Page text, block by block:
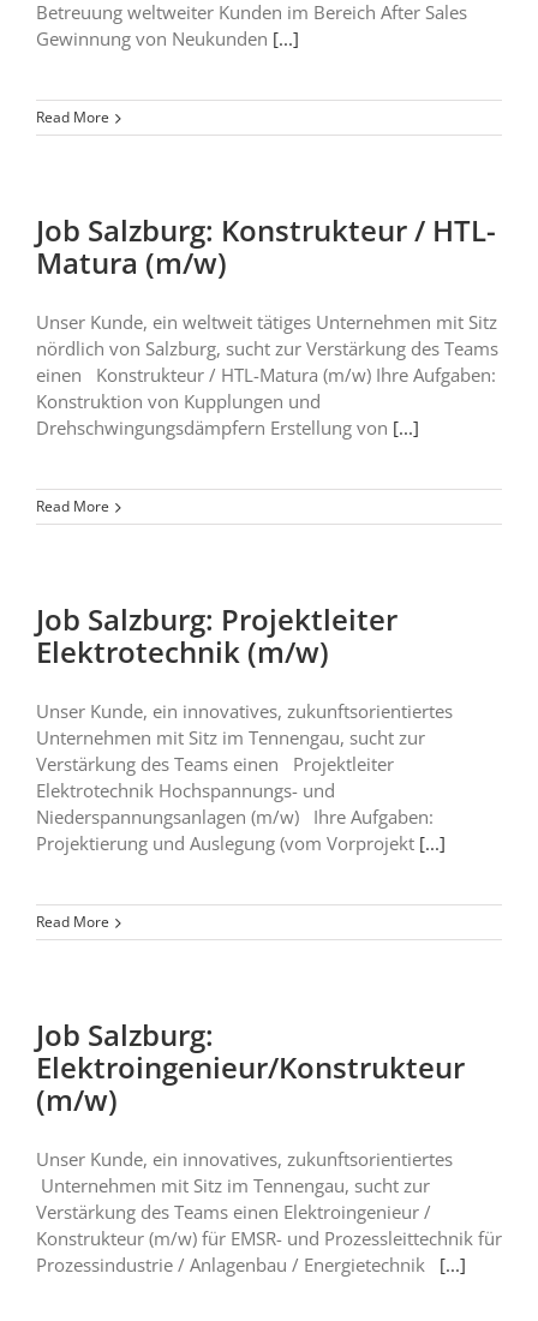
Betreuung weltweiter Kunden im Bereich After Sales
Gewinnung von Neukunden [...]
Read More
Job Salzburg: Konstrukteur / HTL-
Matura (m/w)
Unser Kunde, ein weltweit tätiges Unternehmen mit Sitz
nördlich von Salzburg, sucht zur Verstärkung des Teams
einen Konstrukteur / HTL-Matura (m/w) Ihre Aufgaben:
Konstruktion von Kupplungen und
Drehschwingungsdämpfern Erstellung von [...]
Read More
Job Salzburg: Projektleiter
Elektrotechnik (m/w)
Unser Kunde, ein innovatives, zukunftsorientiertes
Unternehmen mit Sitz im Tennengau, sucht zur
Verstärkung des Teams einen Projektleiter
Elektrotechnik Hochspannungs- und
Niederspannungsanlagen (m/w) Ihre Aufgaben:
Projektierung und Auslegung (vom Vorprojekt [...]
Read More
Job Salzburg:
Elektroingenieur/Konstrukteur
(m/w)
Unser Kunde, ein innovatives, zukunftsorientiertes
Unternehmen mit Sitz im Tennengau, sucht zur
Verstärkung des Teams einen Elektroingenieur /
Konstrukteur (m/w) für EMSR- und Prozessleittechnik für
Prozessindustrie / Anlagenbau / Energietechnik [...]